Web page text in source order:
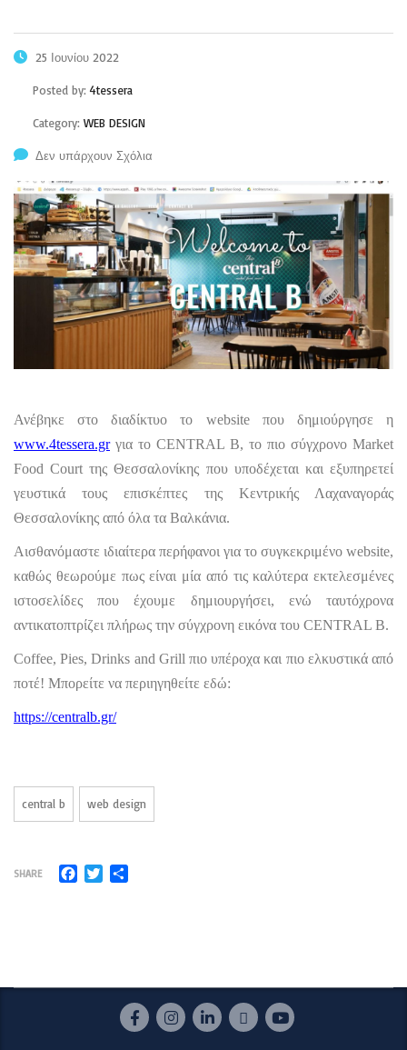
25 Ιουνίου 2022
Posted by: 4tessera
Category: WEB DESIGN
Δεν υπάρχουν Σχόλια
Ανέβηκε στο διαδίκτυο το website που δημιούργησε η
www.4tessera.gr για το CENTRAL B, το πιο σύγχρονο Market
Food Court της Θεσσαλονίκης που υποδέχεται και εξυπηρετεί
γευστικά τους επισκέπτες της Κεντρικής Λαχαναγοράς
Θεσσαλονίκης από όλα τα Βαλκάνια.
Αισθανόμαστε ιδιαίτερα περήφανοι για το συγκεκριμένο website,
καθώς θεωρούμε πως είναι μία από τις καλύτερα εκτελεσμένες
ιστοσελίδες που έχουμε δημιουργήσει, ενώ ταυτόχρονα
αντικατοπτρίζει πλήρως την σύγχρονη εικόνα του CENTRAL B.
Coffee, Pies, Drinks and Grill πιο υπέροχα και πιο ελκυστικά από
ποτέ! Μπορείτε να περιηγηθείτε εδώ:
https://centralb.gr/
central b web design
SHARE Facebook
Twitter